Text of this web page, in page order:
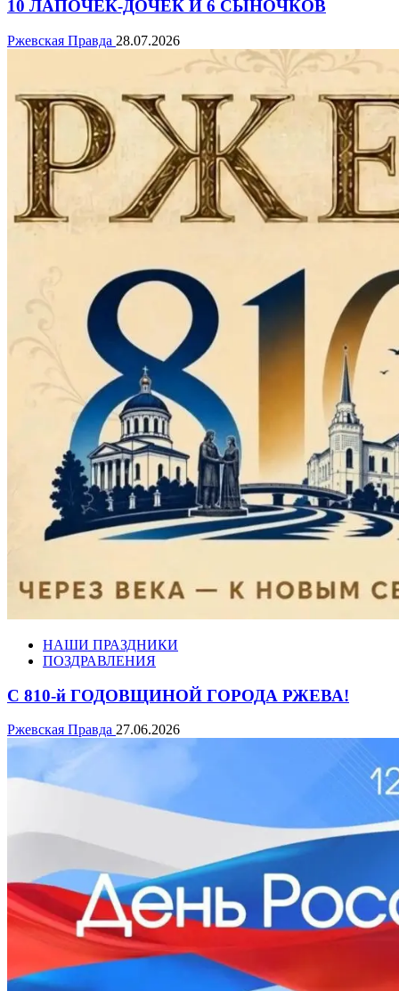
10 ЛАПОЧЕК-ДОЧЕК И 6 СЫНОЧКОВ
Ржевская Правда 28.07.2026
НАШИ ПРАЗДНИКИ
ПОЗДРАВЛЕНИЯ
С 810-й ГОДОВЩИНОЙ ГОРОДА РЖЕВА!
Ржевская Правда 27.06.2026